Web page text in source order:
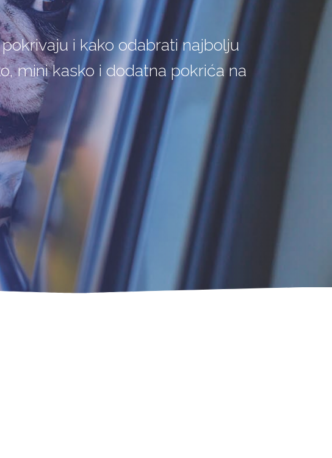
i kako odabrati najbolju
mini kasko i dodatna pokrića na